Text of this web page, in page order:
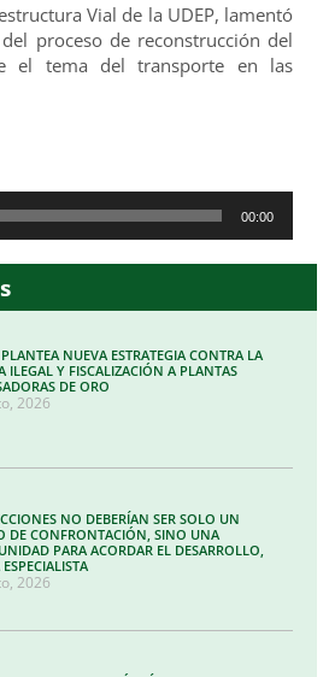
Vial de la UDEP, lamentó
proceso de reconstrucción del
el tema del transporte en las
00:00
NUEVA ESTRATEGIA CONTRA LA
ILEGAL Y FISCALIZACIÓN A PLANTAS
DE ORO
2026
NO DEBERÍAN SER SOLO UN
DE CONFRONTACIÓN, SINO UNA
PARA ACORDAR EL DESARROLLO,
2026